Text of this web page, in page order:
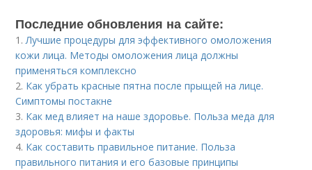
Последние обновления на сайте:
1.Лучшие процедуры для эффективного омоложения
кожи лица. Методы омоложения лица должны
применяться комплексно
2. Как убрать красные пятна после прыщей на лице.
Симптомы постакне
3. Как мед влияет на наше здоровье. Польза меда для
здоровья: мифы и факты
4. Как составить правильное питание. Польза
правильного питания и его базовые принципы